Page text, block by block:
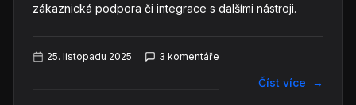
zákaznická podpora či integrace s dalšími nástroji.
25. listopadu 2025 3 komentáře
Číst více →